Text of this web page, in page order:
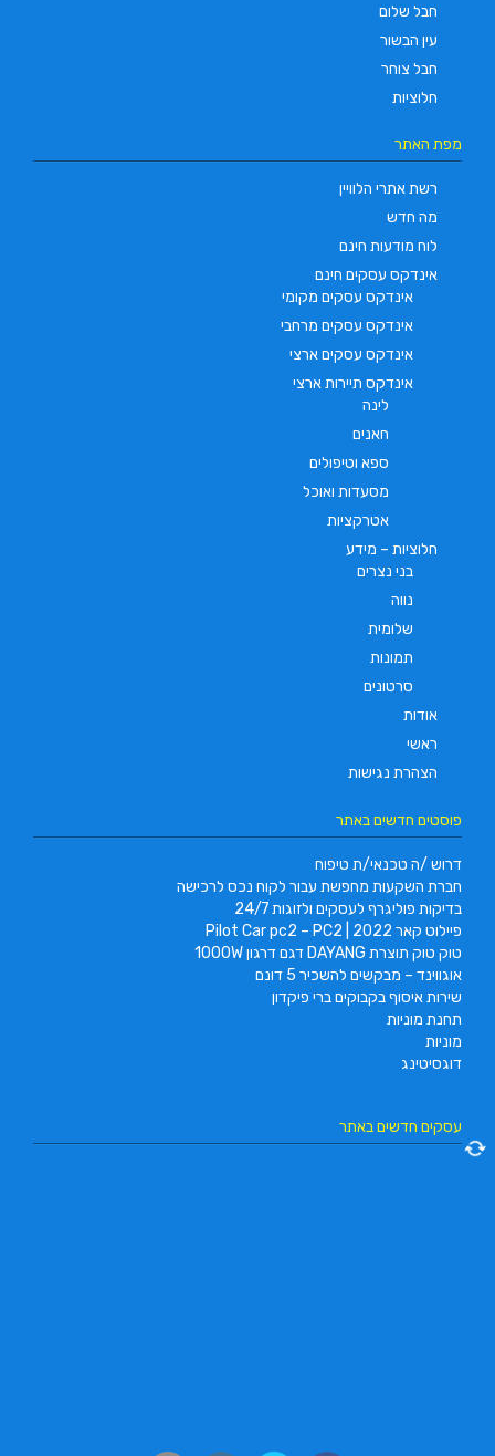
חבל שלום
עין הבשור
חבל צוחר
חלוציות
מפת האתר
רשת אתרי הלוויין
מה חדש
לוח מודעות חינם
אינדקס עסקים חינם
אינדקס עסקים מקומי
אינדקס עסקים מרחבי
אינדקס עסקים ארצי
אינדקס תיירות ארצי
לינה
חאנים
ספא וטיפולים
מסעדות ואוכל
אטרקציות
חלוציות – מידע
בני נצרים
נווה
שלומית
תמונות
סרטונים
אודות
ראשי
הצהרת נגישות
פוסטים חדשים באתר
דרוש /ה טכנאי/ת טיפוח
חברת השקעות מחפשת עבור לקוח נכס לרכישה
בדיקות פוליגרף לעסקים ולזוגות 24/7
פיילוט קאר 2022 | Pilot Car pc2 – PC2
טוק טוק תוצרת DAYANG דגם דרגון 1000W
אוגווינד – מבקשים להשכיר 5 דונם
שירות איסוף בקבוקים ברי פיקדון
תחנת מוניות
מוניות
דוגסיטינג
עסקים חדשים באתר